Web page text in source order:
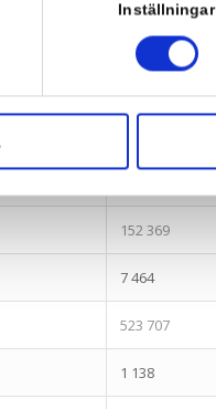
Inställningar
20 461
152 369
7 464
523 707
1 138